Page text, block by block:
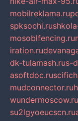
mobilreklama.ru
spksochi.ru
mosoblfencing.ru
iration.ru
dk-tulamash.rus-
asoftdoc.ru
mudconnector.ru
wundermoscow.ru
su2lgyoeucscn.ru